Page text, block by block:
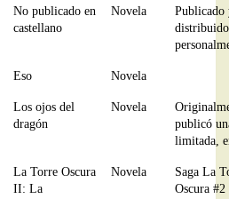
No publicado en
castellano
Novela
Publicado
distribuido
Eso Novela
Los ojos del
dragón
Novela
publicó
limitada,
La Torre Oscura
II: La
Novela
Saga La
Oscura #2